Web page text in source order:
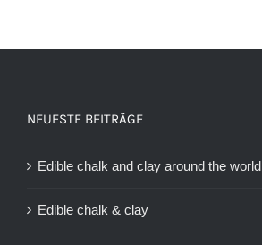
NEUESTE BEITRÄGE
Edible chalk and clay around the world
Edible chalk & clay